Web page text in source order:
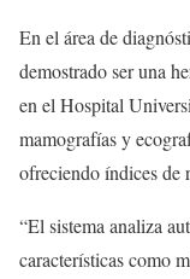
En el área de
demostrado ser una
en el Hospital
mamografías y
ofreciendo índices de
“El sistema analiza
características como